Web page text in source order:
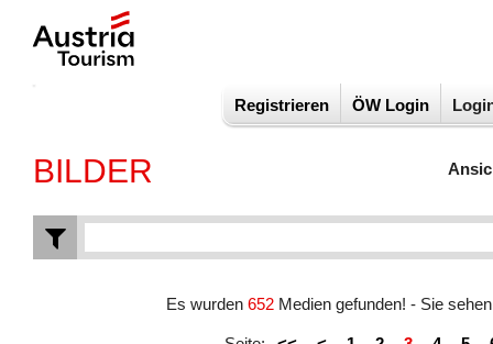
Registrieren ÖW Login
BILDER
Es wurden 652 Medien gefunden! - Sie